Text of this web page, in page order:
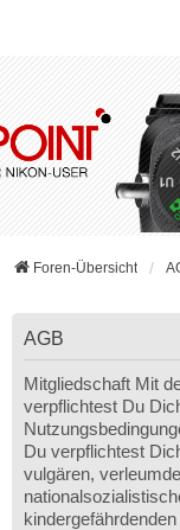
Foren-Übersicht
AGB
Mitgliedschaft Mit
verpflichtest Du
Du verpflichtest
vulgären,